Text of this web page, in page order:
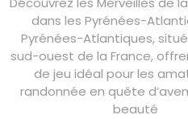
dans les Pyrénées-
Pyrénées-Atlantiques,
sud-ouest de la France,
de jeu idéal pour les
randonnée en quête
beauté